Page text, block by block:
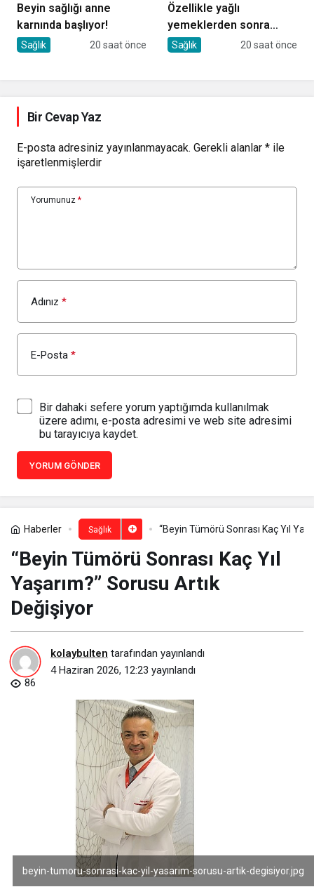
Beyin sağlığı anne
karnında başlıyor!
Sağlık 20 saat önce
Özellikle yağlı
yemeklerden sonra
başlıyorsa, gecikmeyin
Sağlık 20 saat önce
Bir Cevap Yaz
E-posta adresiniz yayınlanmayacak. Gerekli alanlar * ile
işaretlenmişlerdir
Yorumunuz *
Adınız *
E-Posta *
Bir dahaki sefere yorum yaptığımda kullanılmak
üzere adımı, e-posta adresimi ve web site adresimi
bu tarayıcıya kaydet.
YORUM GÖNDER
Haberler Sağlık “Beyin Tümörü Sonrası Kaç Yıl
“Beyin Tümörü Sonrası Kaç Yıl
Yaşarım?” Sorusu Artık
Değişiyor
kolaybulten tarafından yayınlandı
4 Haziran 2026, 12:23 yayınlandı
86
beyin-tumoru-sonrasi-kac-yil-yasarim-sorusu-artik-degisiyor.jpg